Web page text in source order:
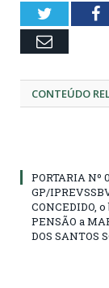
Twitter
Email
CONTEÚDO
PORTARIA Nº
GP/
CONCEDIDO,
PENSÃO a
DOS SANTOS